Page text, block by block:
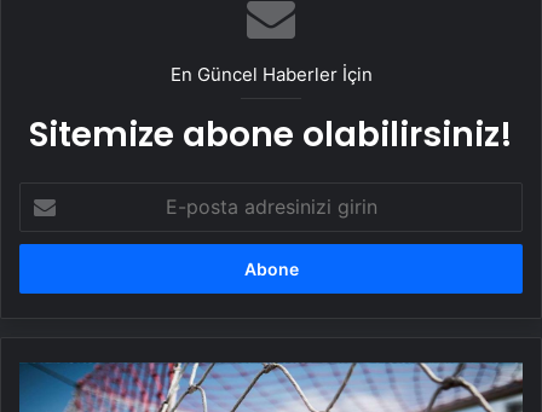
En Güncel Haberler İçin
Sitemize abone olabilirsiniz!
posta
adresinizi
10